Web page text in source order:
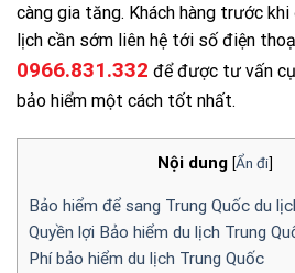
càng gia tăng. Khách hàng trước
lịch cần sớm liên hệ tới số điện
0966.831.332 để được tư vấn
bảo hiểm một cách tốt nhất.
Nội dung [Ẩn đi]
Bảo hiểm để sang Trung Quốc du
Quyền lợi Bảo hiểm du lịch Trung
Phí bảo hiểm du lịch Trung Quốc